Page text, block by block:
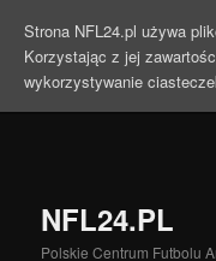
NFL24.PL
Polskie Centrum Futbolu
Strona NFL24.pl używa
Korzystając z jej
wykorzystywanie